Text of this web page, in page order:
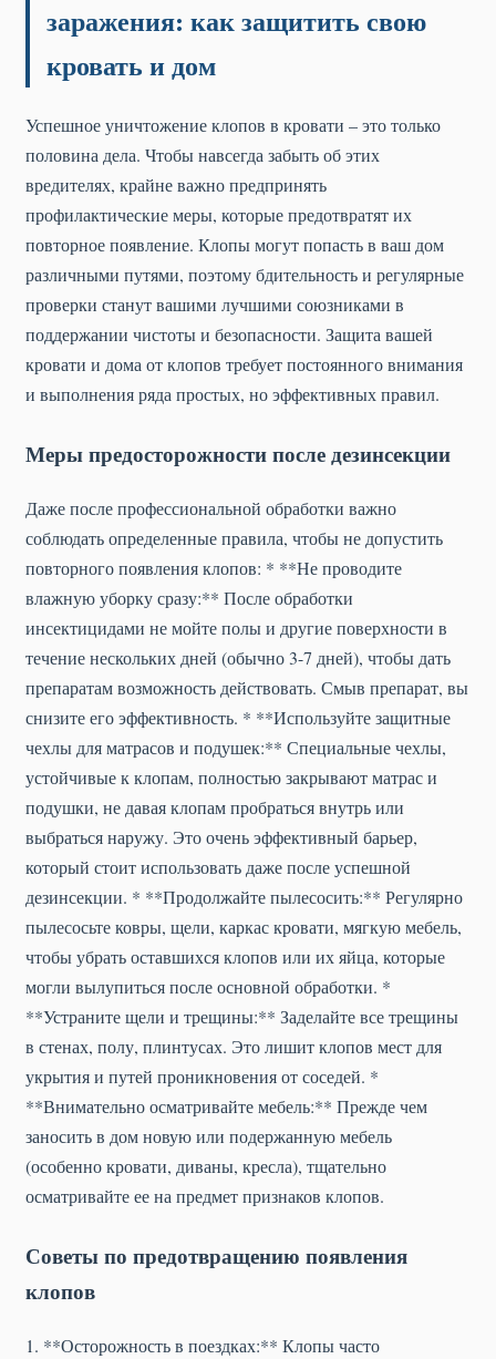
заражения: как защитить свою
кровать и дом
Успешное уничтожение клопов в кровати – это только
половина дела. Чтобы навсегда забыть об этих
вредителях, крайне важно предпринять
профилактические меры, которые предотвратят их
повторное появление. Клопы могут попасть в ваш дом
различными путями, поэтому бдительность и регулярные
проверки станут вашими лучшими союзниками в
поддержании чистоты и безопасности. Защита вашей
кровати и дома от клопов требует постоянного внимания
и выполнения ряда простых, но эффективных правил.
Меры предосторожности после дезинсекции
Даже после профессиональной обработки важно
соблюдать определенные правила, чтобы не допустить
повторного появления клопов: * **Не проводите
влажную уборку сразу:** После обработки
инсектицидами не мойте полы и другие поверхности в
течение нескольких дней (обычно 3-7 дней), чтобы дать
препаратам возможность действовать. Смыв препарат, вы
снизите его эффективность. * **Используйте защитные
чехлы для матрасов и подушек:** Специальные чехлы,
устойчивые к клопам, полностью закрывают матрас и
подушки, не давая клопам пробраться внутрь или
выбраться наружу. Это очень эффективный барьер,
который стоит использовать даже после успешной
дезинсекции. * **Продолжайте пылесосить:** Регулярно
пылесосьте ковры, щели, каркас кровати, мягкую мебель,
чтобы убрать оставшихся клопов или их яйца, которые
могли вылупиться после основной обработки. *
**Устраните щели и трещины:** Заделайте все трещины
в стенах, полу, плинтусах. Это лишит клопов мест для
укрытия и путей проникновения от соседей. *
**Внимательно осматривайте мебель:** Прежде чем
заносить в дом новую или подержанную мебель
(особенно кровати, диваны, кресла), тщательно
осматривайте ее на предмет признаков клопов.
Советы по предотвращению появления
клопов
1. **Осторожность в поездках:** Клопы часто